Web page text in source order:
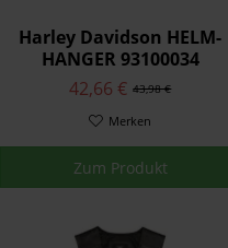
Harley Davidson HELM-
HANGER 93100034
43,98 €
42,66 €
Merken
Zum Produkt